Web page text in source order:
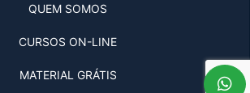
QUEM SOMOS
CURSOS ON-LINE
MATERIAL GRÁTIS